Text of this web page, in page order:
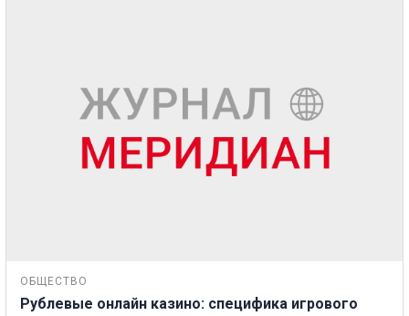
ОБЩЕСТВО
Рублевые онлайн казино: специфика игрового